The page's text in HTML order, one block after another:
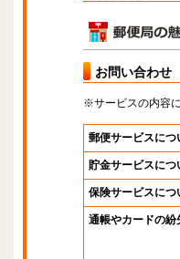
お問い合わせ
※サービスの内容
郵便サービスにつ
貯金サービスにつ
保険サービスにつ
通帳やカードの